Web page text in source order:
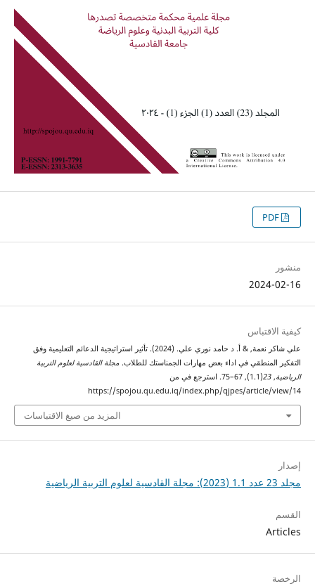
PDF
منشور
2024-02-16
كيفية الاقتباس
علي شاكر نعمة, & أ. د حامد نوري علي. (2024). تأثير استراتيجية الدعائم التعليمية وفق
التفكير المنطقي في اداء بعض مهارات الجمناستك للطلاب. مجلة القادسية لعلوم التربية
الرياضية,
23
(1.1), 67–75. استرجع في من
https://spojou.qu.edu.iq/index.php/qjpes/article/view/14
المزيد من صيغ الاقتباسات
إصدار
مجلد 23 عدد 1.1 (2023): مجلة القادسية لعلوم التربية الرياضية
القسم
Articles
الرخصة